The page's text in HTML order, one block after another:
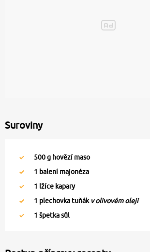
Suroviny
500g hovězí maso
1 balení majonéza
1 lžíce kapary
1 plechovka tuňák v olivovém oleji
1 špetka sůl